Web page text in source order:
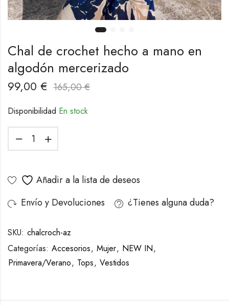
Chal de crochet hecho a mano en
algodón mercerizado
99,00 € 165,00€
Disponibilidad En stock
Añadir a la lista de deseos
Envío y Devoluciones
¿Tienes alguna duda?
SKU: chalcroch-az
Categorías: Accesorios, Mujer, NEW IN,
Primavera/Verano, Tops, Vestidos